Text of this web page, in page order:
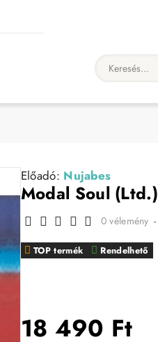
Keresés...
Előadó: Nujabes
Modal Soul (Ltd.)
TOP termék Rendelhető
0 vélemény -
18 490 Ft